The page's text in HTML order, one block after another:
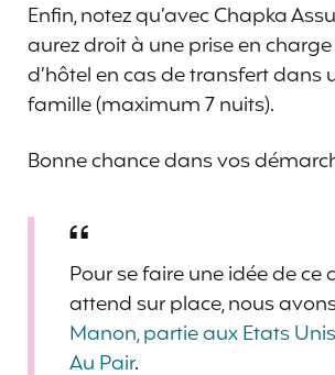
Enfin, notez qu’avec Chapka
aurez droit à une prise en
d’hôtel en cas de transfert dans
famille (maximum 7 nuits).
Bonne chance dans vos
Pour se faire une idée de ce
attend sur place, nous
Manon, partie aux Etats
Au Pair.